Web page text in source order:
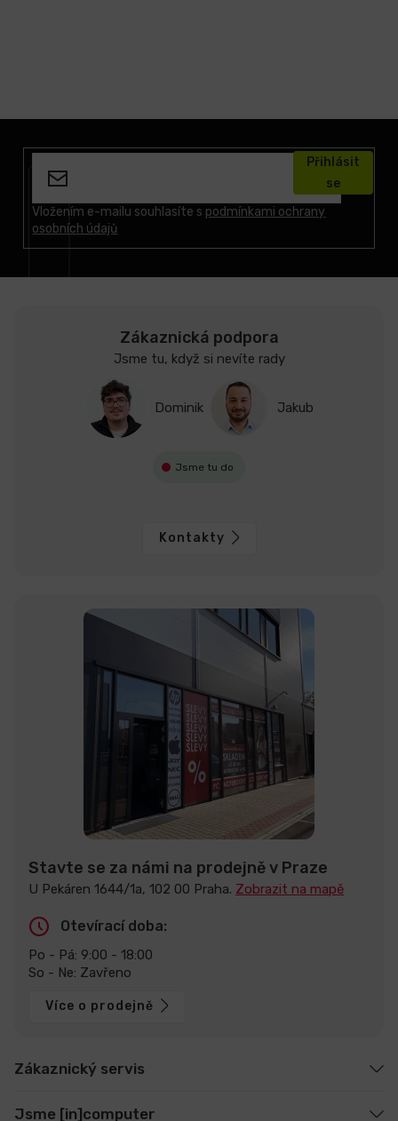
Vložením e-mailu souhlasíte s podmínkami ochrany
osobních údajů
Přihlásit
se
Zákaznická podpora
Jsme tu, když si nevíte rady
Dominik Jakub
Jsme tu do
Kontakty
Stavte se za námi na prodejně v Praze
U Pekáren 1644/1a, 102 00 Praha. Zobrazit na mapě
Otevírací doba:
Po - Pá: 9:00 - 18:00
So - Ne: Zavřeno
Více o prodejně
Zákaznický servis
Jsme [in]computer